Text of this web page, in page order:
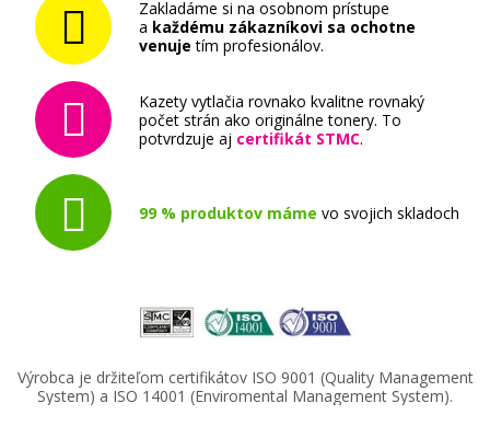
Zakladáme si na osobnom prístupe
a každému zákazníkovi sa ochotne
venuje tím profesionálov.
Kazety vytlačia rovnako kvalitne rovnaký
počet strán ako originálne tonery. To
potvrdzuje aj certifikát STMC.
99 % produktov máme vo svojich skladoch
Výrobca je držiteľom certifikátov ISO 9001 (Quality Management
System) a ISO 14001 (Enviromental Management System).